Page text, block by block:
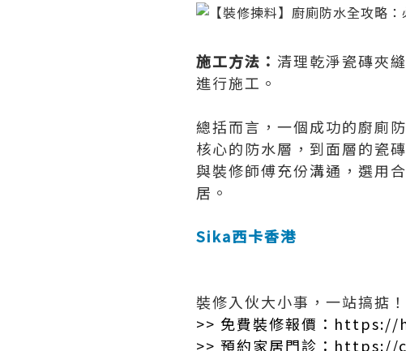
施工方法： 清理乾淨瓷磚夾
進行施工。
總括而言，一個成功的廚廁
核心的防水層，到面層的瓷
與裝修師傅充份溝通，選用
居。
Sika西卡香港
裝修入伙大小事，一站搞掂！
>> 免費裝修報價 ： https://
>> 預約家居門診 ： https://